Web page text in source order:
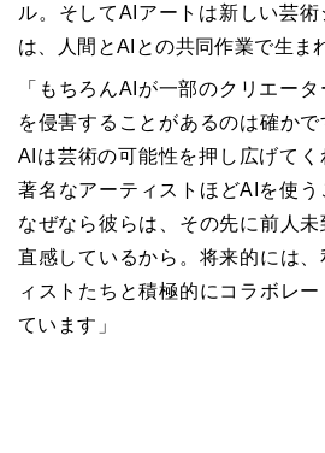
ル。そしてAIアートは新しい芸
は、人間とAIとの共同作業で生ま
「もちろんAIが一部のクリエー
を侵害することがあるのは確かで
AIは芸術の可能性を押し広げてく
著名なアーティストほどAIを使う
なぜなら彼らは、その先に前人
直感しているから。将来的には
ィストたちと積極的にコラボレ
ています」